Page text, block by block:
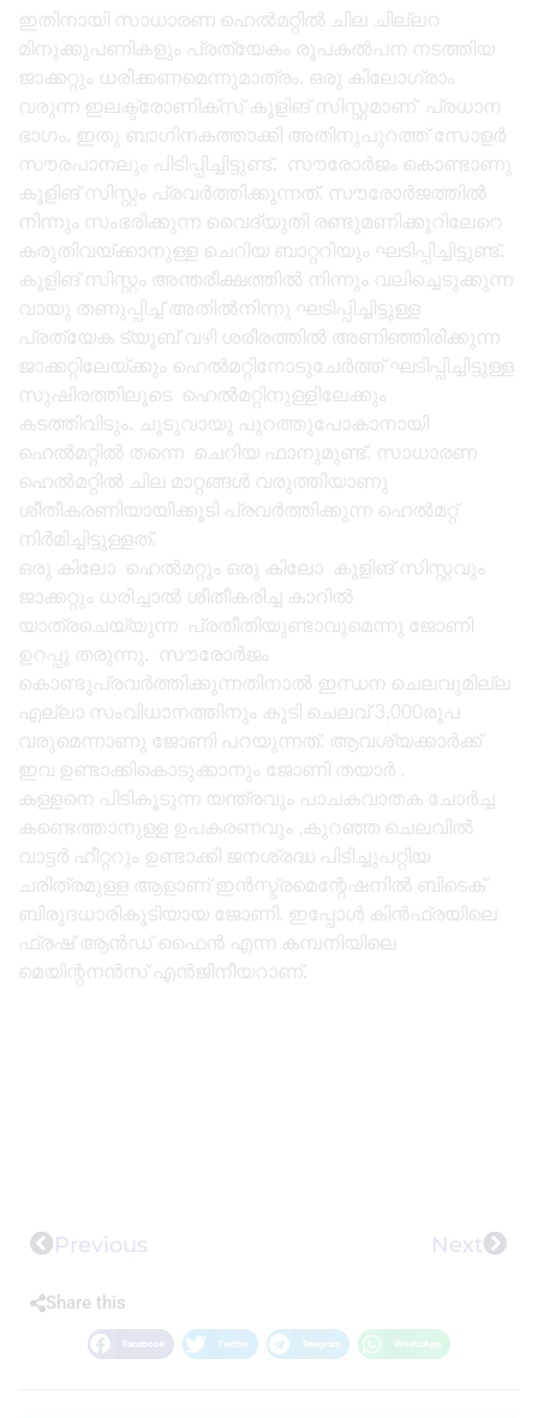
ഇതിനായി സാധാരണ ഹെൽമറ്റിൽ ചില ചില്ലറ
മിനുക്കുപണികളും പ്രത്യേകം രൂപകൽപന നടത്തിയ
ജാക്കറ്റും ധരിക്കണമെന്നുമാത്രം. ഒരു കിലോഗ്രാം
വരുന്ന ഇലക്ട്രോണിക്സ് കൂളിങ് സിസ്റ്റമാണ് പ്രധാന
ഭാഗം. ഇതു ബാഗിനകത്താക്കി അതിനുപുറത്ത് സോളർ
സൗരപാനലും പിടിപ്പിച്ചിട്ടുണ്ട്. സൗരോർജം കൊണ്ടാണു
കൂളിങ് സിസ്റ്റം പ്രവർത്തിക്കുന്നത്. സൗരോർജത്തിൽ
നിന്നും സംഭരിക്കുന്ന വൈദ്യുതി രണ്ടുമണിക്കൂറിലേറെ
കരുതിവയ്ക്കാനുള്ള ചെറിയ ബാറ്ററിയും ഘടിപ്പിച്ചിട്ടുണ്ട്.
കൂളിങ് സിസ്റ്റം അന്തരീക്ഷത്തിൽ നിന്നും വലിച്ചെടുക്കുന്ന
വായു തണുപ്പിച്ച് അതിൽനിന്നു ഘടിപ്പിച്ചിട്ടുള്ള
പ്രത്യേക ട്യൂബ് വഴി ശരീരത്തിൽ അണിഞ്ഞിരിക്കുന്ന
ജാക്കറ്റിലേയ്ക്കും ഹെൽമറ്റിനോടുചേർത്ത് ഘടിപ്പിച്ചിട്ടുള്ള
സുഷിരത്തിലൂടെ ഹെൽമറ്റിനുള്ളിലേക്കും
കടത്തിവിടും. ചൂടുവായു പുറത്തുപോകാനായി
ഹെൽമറ്റിൽ തന്നെ ചെറിയ ഫാനുമുണ്ട്. സാധാരണ
ഹെൽമറ്റിൽ ചില മാറ്റങ്ങൾ വരുത്തിയാണു
ശീതീകരണിയായിക്കൂടി പ്രവർത്തിക്കുന്ന ഹെൽമറ്റ്
നിർമിച്ചിട്ടുള്ളത്.
ഒരു കിലോ ഹെൽമറ്റും ഒരു കിലോ കൂളിങ് സിസ്റ്റവും
ജാക്കറ്റും ധരിച്ചാൽ ശീതീകരിച്ച കാറിൽ
യാത്രചെയ്യുന്ന പ്രതീതിയുണ്ടാവുമെന്നു ജോണി
ഉറപ്പു തരുന്നു. സൗരോർജം
കൊണ്ടുപ്രവർത്തിക്കുന്നതിനാൽ ഇന്ധന ചെലവുമില്ല
എല്ലാ സംവിധാനത്തിനും കൂടി ചെലവ് 3,000രൂപ
വരുമെന്നാണു ജോണി പറയുന്നത്. ആവശ്യക്കാർക്ക്
ഇവ ഉണ്ടാക്കികൊടുക്കാനും ജോണി തയാർ .
കള്ളനെ പിടികൂടുന്ന യന്ത്രവും പാചകവാതക ചോർച്ച
കണ്ടെത്താനുള്ള ഉപകരണവും ,കുറഞ്ഞ ചെലവിൽ
വാട്ടർ ഹീറ്ററും ഉണ്ടാക്കി ജനശ്രദ്ധ പിടിച്ചുപറ്റിയ
ചരിത്രമുള്ള ആളാണ് ഇൻസ്ട്രമെന്റേഷനിൽ ബിടെക്
ബിരുദധാരികൂടിയായ ജോണി. ഇപ്പോൾ കിൻഫ്രയിലെ
ഫ്രഷ് ആൻഡ് ഫൈൻ എന്ന കമ്പനിയിലെ
മെയിന്റനൻസ് എൻജിനീയറാണ്.
Previous Next
Share this
Facebook Twitter Telegram WhatsApp